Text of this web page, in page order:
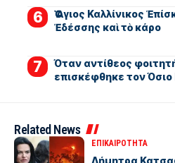
Ὁ Ἅγιος Καλλίνικος
Ἐδέσσης καὶ τὸ κάρο
Όταν αντίθεος
επισκέφθηκε τον Όσιο
Related News
ΕΠΙΚΑΙΡΟΤΗΤΑ
Δήμητρα